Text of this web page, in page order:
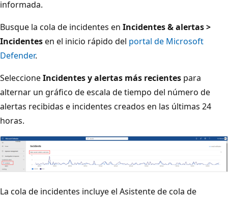
informada.
Busque la cola de incidentes en Incidentes & alertas >
Incidentesen el inicio rápido del portal de Microsoft
Defender.
SeleccioneIncidentes y alertas más recientes para
alternar un gráfico de escala de tiempo del número de
alertas recibidas e incidentes creados en las últimas 24
horas.
La cola de incidentes incluye el Asistente de cola de